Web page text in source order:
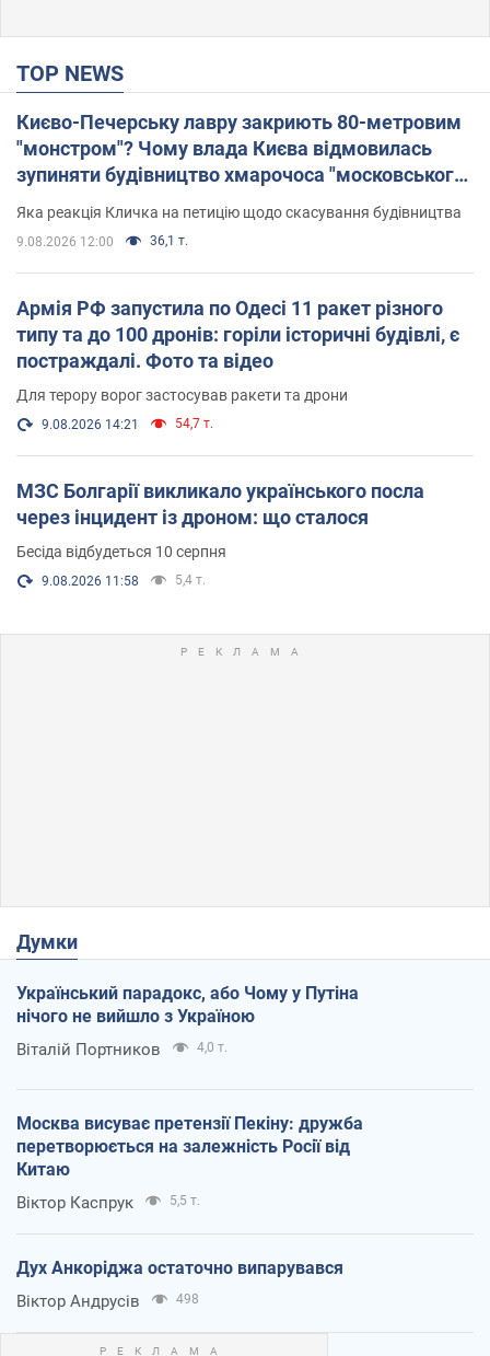
TOP NEWS
Києво-Печерську лавру закриють 80-метровим
"монстром"? Чому влада Києва відмовилась
зупиняти будівництво хмарочоса "московського
вірянина"
Яка реакція Кличка на петицію щодо скасування будівництва
9.08.2026 12:00 36,1 т.
Армія РФ запустила по Одесі 11 ракет різного
типу та до 100 дронів: горіли історичні будівлі, є
постраждалі. Фото та відео
Для терору ворог застосував ракети та дрони
9.08.2026 14:21 54,7 т.
МЗС Болгарії викликало українського посла
через інцидент із дроном: що сталося
Бесіда відбудеться 10 серпня
9.08.2026 11:58 5,4 т.
Думки
Український парадокс, або Чому у Путіна
нічого не вийшло з Україною
Віталій Портников 4,0 т.
Москва висуває претензії Пекіну: дружба
перетворюється на залежність Росії від
Китаю
Віктор Каспрук 5,5 т.
Дух Анкоріджа остаточно випарувався
Віктор Андрусів 498